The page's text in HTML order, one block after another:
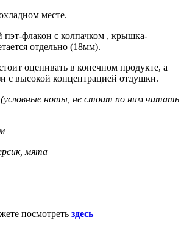
месте.
флакон с колпачком , крышка-
отдельно (18мм).
оценивать в конечном продукте, а
с высокой концентрацией отдушки.
ноты, не стоит по ним читать
мята
посмотреть здесь